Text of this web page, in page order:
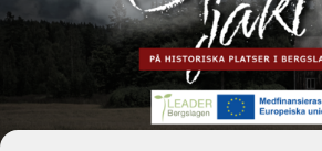
Avdelningar
Lyssna